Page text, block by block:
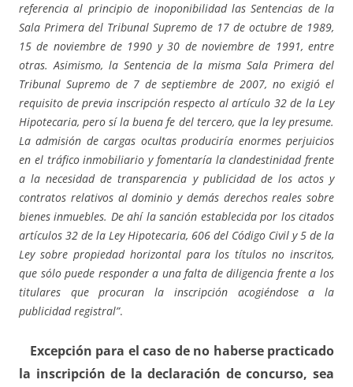
referencia al principio de inoponibilidad las Sentencias de la
Sala Primera del Tribunal Supremo de 17 de octubre de 1989,
15 de noviembre de 1990 y 30 de noviembre de 1991, entre
otras. Asimismo, la Sentencia de la misma Sala Primera del
Tribunal Supremo de 7 de septiembre de 2007, no exigió el
requisito de previa inscripción respecto al artículo 32 de la Ley
Hipotecaria, pero sí la buena fe del tercero, que la ley presume.
La admisión de cargas ocultas produciría enormes perjuicios
en el tráfico inmobiliario y fomentaría la clandestinidad frente
a la necesidad de transparencia y publicidad de los actos y
contratos relativos al dominio y demás derechos reales sobre
bienes inmuebles. De ahí la sanción establecida por los citados
artículos 32 de la Ley Hipotecaria, 606 del Código Civil y 5 de la
Ley sobre propiedad horizontal para los títulos no inscritos,
que sólo puede responder a una falta de diligencia frente a los
titulares que procuran la inscripción acogiéndose a la
publicidad registral”.
Excepción para el caso de no haberse practicado
la inscripción de la declaración de concurso, sea